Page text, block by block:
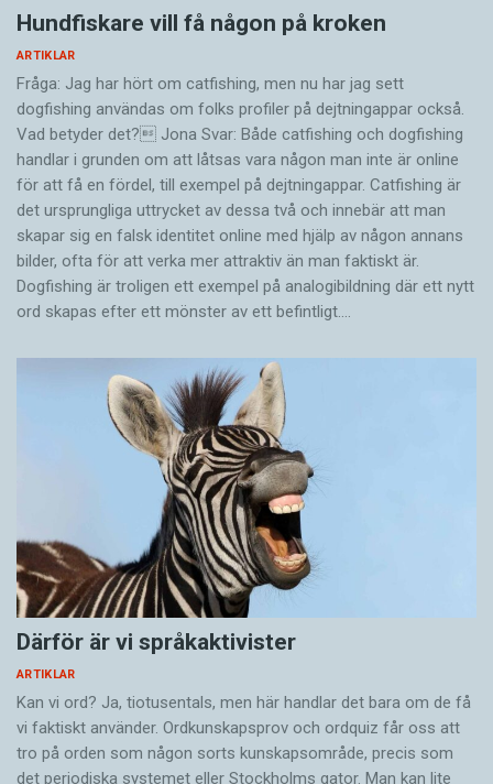
Hundfiskare vill få någon på kroken
ARTIKLAR
Fråga: Jag har hört om catfishing, men nu har jag sett
dogfishing användas om folks profiler på dejtningappar också.
Vad betyder det? Jona Svar: Både catfishing och dogfishing
handlar i grunden om att låtsas vara någon man inte är online
för att få en fördel, till exempel på dejtningappar. Catfishing är
det ursprungliga uttrycket av dessa två och innebär att man
skapar sig en falsk identitet online med hjälp av någon annans
bilder, ofta för att verka mer attraktiv än man faktiskt är.
Dogfishing är troligen ett exempel på analogibildning där ett nytt
ord skapas efter ett mönster av ett befintligt.…
Därför är vi språkaktivister
ARTIKLAR
Kan vi ord? Ja, tiotusentals, men här handlar det bara om de få
vi faktiskt använder. Ordkunskapsprov och ordquiz får oss att
tro på orden som någon sorts kunskapsområde, precis som
det periodiska systemet eller Stockholms gator. Man kan lite